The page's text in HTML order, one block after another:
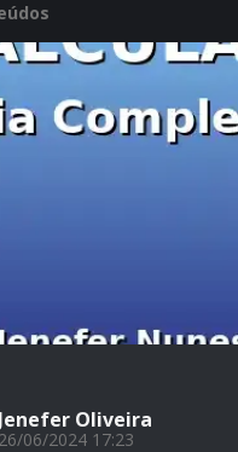
Jenefer Oliveira
26/06/2024 17:23